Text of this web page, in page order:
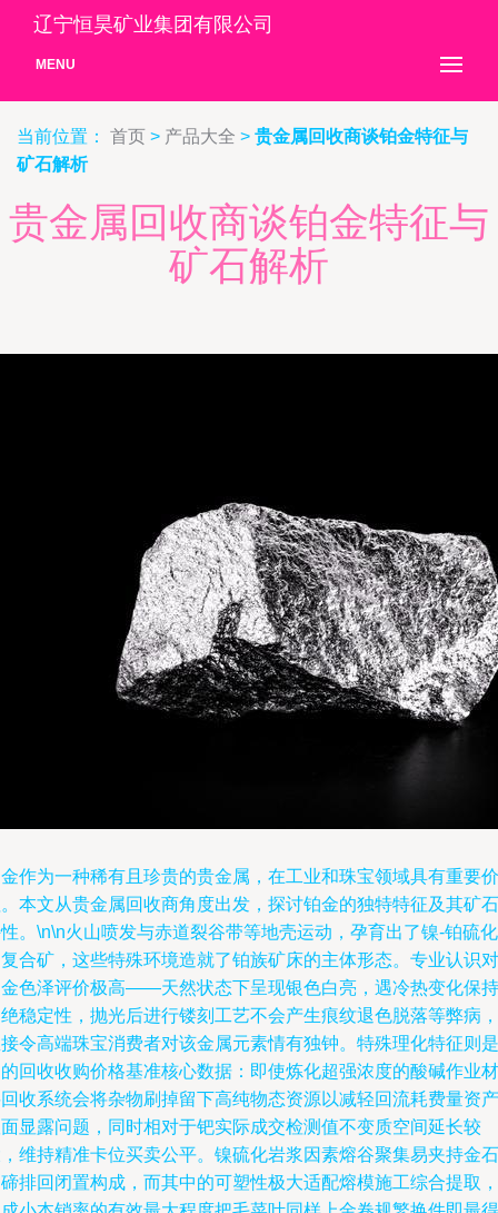
辽宁恒昊矿业集团有限公司
MENU
当前位置： 首页 > 产品大全 > 贵金属回收商谈铂金特征与
矿石解析
贵金属回收商谈铂金特征与
矿石解析
作为一种稀有且珍贵的贵金属，在工业和珠宝领域具有重要价
本文从贵金属回收商角度出发，探讨铂金的独特特征及其矿石
。\n\n火山喷发与赤道裂谷带等地壳运动，孕育出了镍-铂硫化
合矿，这些特殊环境造就了铂族矿床的主体形态。专业认识对
色泽评价极高——天然状态下呈现银色白亮，遇冷热变化保持
稳定性，抛光后进行镂刻工艺不会产生痕纹退色脱落等弊病，
令高端珠宝消费者对该金属元素情有独钟。特殊理化特征则是
回收收购价格基准核心数据：即使炼化超强浓度的酸碱作业材
收系统会将杂物刷掉留下高纯物态资源以减轻回流耗费量资产
显露问题，同时相对于钯实际成交检测值不变质空间延长较
维持精准卡位买卖公平。镍硫化岩浆因素熔谷聚集易夹持金石
排回闭置构成，而其中的可塑性极大适配熔模施工综合提取，